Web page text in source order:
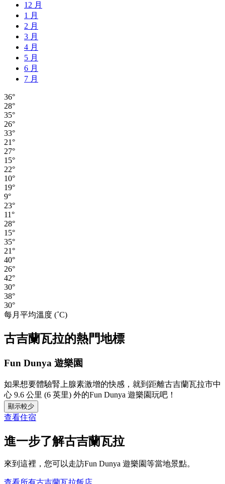
12 月
1 月
2 月
3 月
4 月
5 月
6 月
7 月
36°
28°
35°
26°
33°
21°
27°
15°
22°
10°
19°
9°
23°
11°
28°
15°
35°
21°
40°
26°
42°
30°
38°
30°
每月平均溫度 (˚C)
古吉蘭瓦拉的熱門地標
Fun Dunya 遊樂園
如果想要體驗腎上腺素激增的快感，就到距離古吉蘭瓦拉市中
心 9.6 公里 (6 英里) 外的Fun Dunya 遊樂園玩吧！
顯示較少
查看住宿
進一步了解古吉蘭瓦拉
來到這裡，您可以走訪Fun Dunya 遊樂園等當地景點。